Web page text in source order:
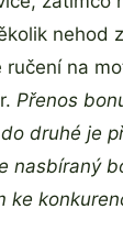
nehod
ručení na
Přenos
druhé je
nasbíraný
ke